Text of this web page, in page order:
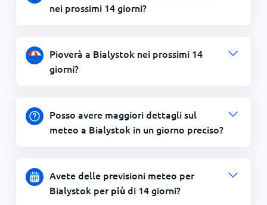
nei prossimi 14 giorni?
Pioverà a Bialystok nei prossimi 14
giorni?
Posso avere maggiori dettagli sul
meteo a Bialystok in un giorno preciso?
Avete delle previsioni meteo per
Bialystok perpiùdi 14 giorni?